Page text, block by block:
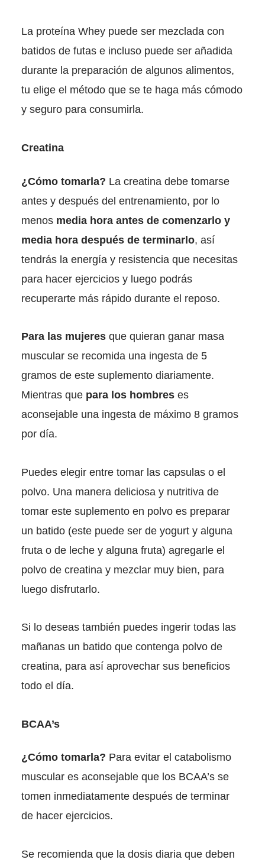
La proteína Whey puede ser mezclada con
batidos de futas e incluso puede ser añadida
durante la preparación de algunos alimentos,
tu elige el método que se te haga más cómodo
y seguro para consumirla.
Creatina
¿Cómo tomarla? La creatina debe tomarse
antes y después del entrenamiento, por lo
menos media hora antes de comenzarlo y
media hora después de terminarlo, así
tendrás la energía y resistencia que necesitas
para hacer ejercicios y luego podrás
recuperarte más rápido durante el reposo.
Para las mujeres que quieran ganar masa
muscular se recomida una ingesta de 5
gramos de este suplemento diariamente.
Mientras que para los hombres es
aconsejable una ingesta de máximo 8 gramos
por día.
Puedes elegir entre tomar las capsulas o el
polvo. Una manera deliciosa y nutritiva de
tomar este suplemento en polvo es preparar
un batido (este puede ser de yogurt y alguna
fruta o de leche y alguna fruta) agregarle el
polvo de creatina y mezclar muy bien, para
luego disfrutarlo.
Si lo deseas también puedes ingerir todas las
mañanas un batido que contenga polvo de
creatina, para así aprovechar sus beneficios
todo el día.
BCAA’s
¿Cómo tomarla? Para evitar el catabolismo
muscular es aconsejable que los BCAA’s se
tomen inmediatamente después de terminar
de hacer ejercicios.
Se recomienda que la dosis diaria que deben